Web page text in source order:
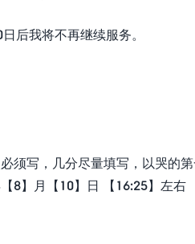
后我将不再继续服务。
须写，几分尽量填写，以哭的
8】月【10】日 【16:25】左右